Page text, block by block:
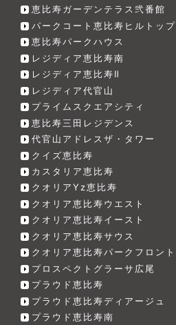
恵比寿ガーデンテラス弐番館
パークコート恵比寿ヒルトップ
恵比寿パークハウス
レジディア恵比寿南
レジディア恵比寿Ⅱ
レジディア代官山
プライムスクエアシティ
恵比寿三田レジデンス
代官山アドレスザ・タワー
クイズ恵比寿
カスタリア恵比寿
クオリアYz恵比寿
クオリア恵比寿ウエスト
クオリア恵比寿イースト
クオリア恵比寿サウス
クオリア恵比寿パークフロント
プロスペクトグラーサ広尾
プラウド恵比寿
プラウド恵比寿ディアージュ
プラウド恵比寿南